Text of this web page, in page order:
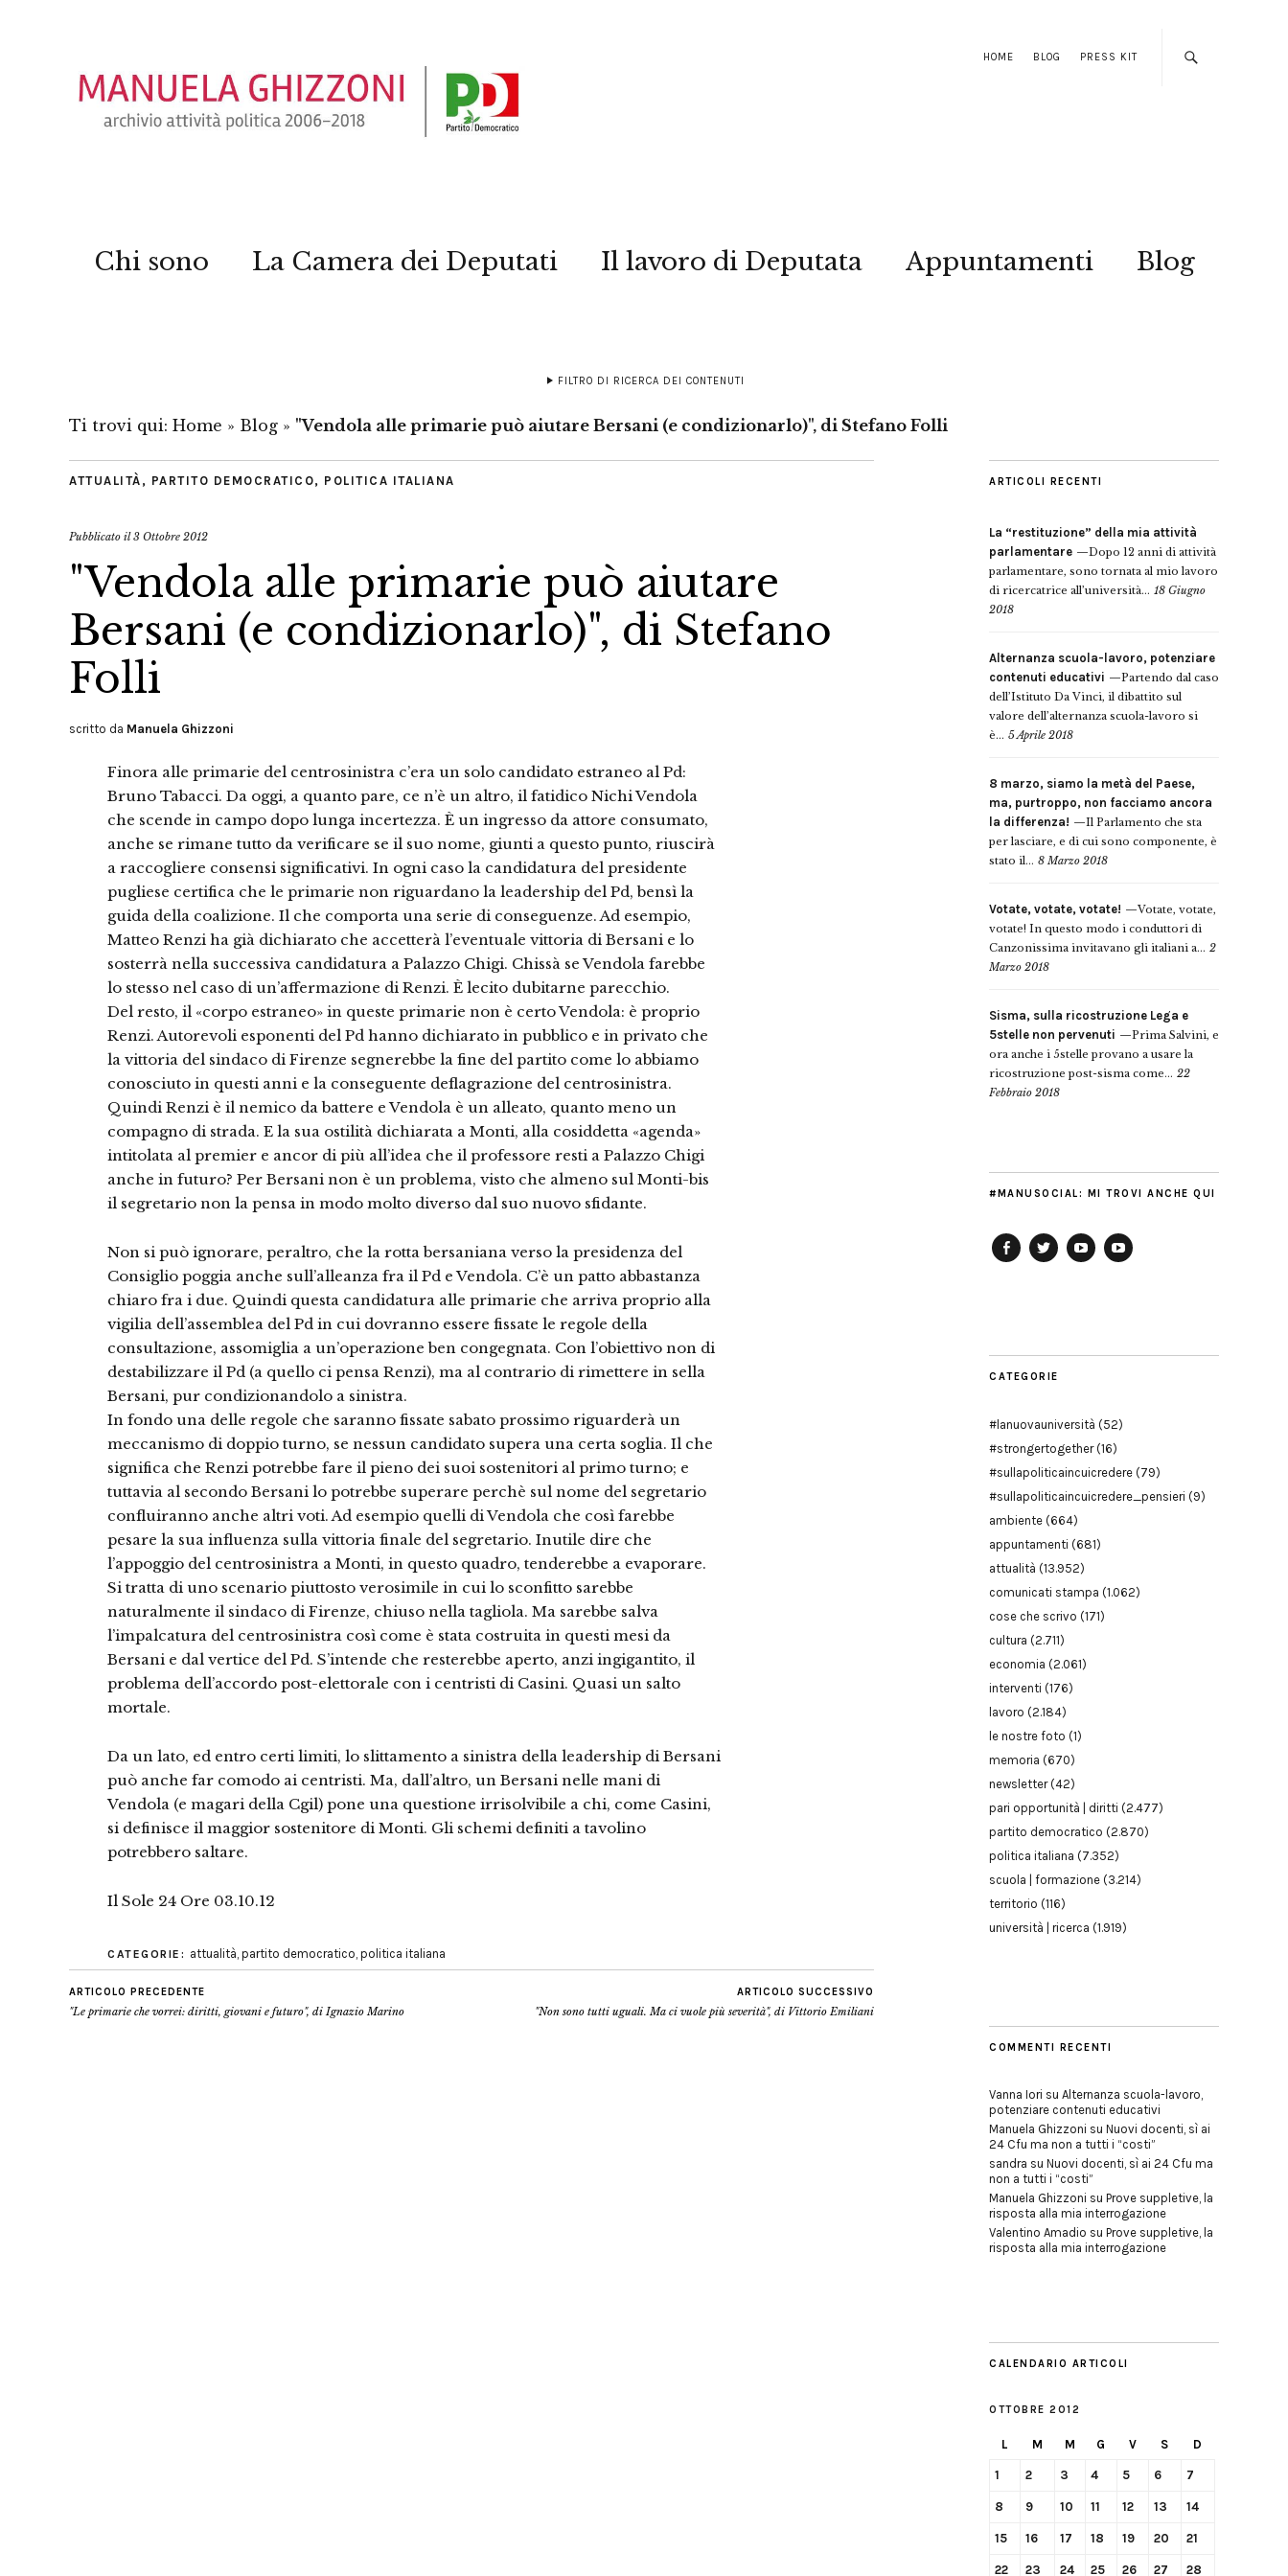
HOME BLOG PRESS KIT
Chi sono La Camera dei Deputati Il lavoro di Deputata Appuntamenti Blog
FILTRO DI RICERCA DEI CONTENUTI
Ti trovi qui: Home » Blog » "Vendola alle primarie può aiutare Bersani (e condizionarlo)", di Stefano Folli
ATTUALITÀ , PARTITO DEMOCRATICO, POLITICA ITALIANA
Pubblicato il3 Ottobre 2012
"Vendola alle primarie può aiutare
Bersani (e condizionarlo)", di Stefano
Folli
scritto da Manuela Ghizzoni
Finora alle primarie del centrosinistra c’era un solo candidato estraneo al Pd:
Bruno Tabacci. Da oggi, a quanto pare, ce n’è un altro, il fatidico Nichi Vendola
che scende in campo dopo lunga incertezza. È un ingresso da attore consumato,
anche se rimane tutto da verificare se il suo nome, giunti a questo punto, riuscirà
a raccogliere consensi significativi. In ogni caso la candidatura del presidente
pugliese certifica che le primarie non riguardano la leadership del Pd, bensì la
guida della coalizione. Il che comporta una serie di conseguenze. Ad esempio,
Matteo Renzi ha già dichiarato che accetterà l’eventuale vittoria di Bersani e lo
sosterrà nella successiva candidatura a Palazzo Chigi. Chissà se Vendola farebbe
lo stesso nel caso di un’affermazione di Renzi. È lecito dubitarne parecchio.
Del resto, il «corpo estraneo» in queste primarie non è certo Vendola: è proprio
Renzi. Autorevoli esponenti del Pd hanno dichiarato in pubblico e in privato che
la vittoria del sindaco di Firenze segnerebbe la fine del partito come lo abbiamo
conosciuto in questi anni e la conseguente deflagrazione del centrosinistra.
Quindi Renzi è il nemico da battere e Vendola è un alleato, quanto meno un
compagno di strada. E la sua ostilità dichiarata a Monti, alla cosiddetta «agenda»
intitolata al premier e ancor di più all’idea che il professore resti a Palazzo Chigi
anche in futuro? Per Bersani non è un problema, visto che almeno sul Monti-bis
il segretario non la pensa in modo molto diverso dal suo nuovo sfidante.
Non si può ignorare, peraltro, che la rotta bersaniana verso la presidenza del
Consiglio poggia anche sull’alleanza fra il Pd e Vendola. C’è un patto abbastanza
chiaro fra i due. Quindi questa candidatura alle primarie che arriva proprio alla
vigilia dell’assemblea del Pd in cui dovranno essere fissate le regole della
consultazione, assomiglia a un’operazione ben congegnata. Con l’obiettivo non di
destabilizzare il Pd (a quello ci pensa Renzi), ma al contrario di rimettere in sella
Bersani, pur condizionandolo a sinistra.
In fondo una delle regole che saranno fissate sabato prossimo riguarderà un
meccanismo di doppio turno, se nessun candidato supera una certa soglia. Il che
significa che Renzi potrebbe fare il pieno dei suoi sostenitori al primo turno; e
tuttavia al secondo Bersani lo potrebbe superare perchè sul nome del segretario
confluiranno anche altri voti. Ad esempio quelli di Vendola che così farebbe
pesare la sua influenza sulla vittoria finale del segretario. Inutile dire che
l’appoggio del centrosinistra a Monti, in questo quadro, tenderebbe a evaporare.
Si tratta di uno scenario piuttosto verosimile in cui lo sconfitto sarebbe
naturalmente il sindaco di Firenze, chiuso nella tagliola. Ma sarebbe salva
l’impalcatura del centrosinistra così come è stata costruita in questi mesi da
Bersani e dal vertice del Pd. S’intende che resterebbe aperto, anzi ingigantito, il
problema dell’accordo post-elettorale con i centristi di Casini. Quasi un salto
mortale.
Da un lato, ed entro certi limiti, lo slittamento a sinistra della leadership di Bersani
può anche far comodo ai centristi. Ma, dall’altro, un Bersani nelle mani di
Vendola (e magari della Cgil) pone una questione irrisolvibile a chi, come Casini,
si definisce il maggior sostenitore di Monti. Gli schemi definiti a tavolino
potrebbero saltare.
Il Sole 24 Ore 03.10.12
CATEGORIE: attualità, partito democratico, politica italiana
ARTICOLO PRECEDENTE
"Le primarie che vorrei: diritti, giovani e futuro", di Ignazio Marino
ARTICOLO SUCCESSIVO
"Non sono tutti uguali. Ma ci vuole più severità", di Vittorio Emiliani
ARTICOLI RECENTI
La “restituzione” della mia attività
parlamentare
Dopo 12 anni di attività
parlamentare, sono tornata al mio lavoro
di ricercatrice all’università... 18 Giugno
2018
Alternanza scuola-lavoro, potenziare
contenuti educativi
Partendo dal caso
dell’Istituto Da Vinci, il dibattito sul
valore dell’alternanza scuola-lavoro si
è... 5 Aprile 2018
8 marzo, siamo la metà del Paese,
ma, purtroppo, non facciamo ancora
la differenza!
Il Parlamento che sta
per lasciare, e di cui sono componente, è
stato il... 8 Marzo 2018
Votate, votate, votate!
Votate, votate,
votate! In questo modo i conduttori di
Canzonissima invitavano gli italiani a... 2
Marzo 2018
Sisma, sulla ricostruzione Lega e
5stelle non pervenuti
Prima Salvini, e
ora anche i 5stelle provano a usare la
ricostruzione post-sisma come... 22
Febbraio 2018
#MANUSOCIAL: MI TROVI ANCHE QUI
CATEGORIE
#lanuovauniversità (52)
#strongertogether(16)
#sullapoliticaincuicredere (79)
#sullapoliticaincuicredere_pensieri (9)
ambiente (664)
appuntamenti (681)
attualità (13.952)
comunicati stampa (1.062)
cose che scrivo (171)
cultura (2.711)
economia (2.061)
interventi (176)
lavoro (2.184)
le nostre foto (1)
memoria (670)
newsletter(42)
pari opportunità | diritti (2.477)
partito democratico (2.870)
politica italiana (7.352)
scuola | formazione (3.214)
territorio (116)
università | ricerca (1.919)
COMMENTI RECENTI
Vanna Iori su Alternanza scuola-lavoro,
potenziare contenuti educativi
Manuela Ghizzoni su Nuovi docenti, sì ai
24 Cfu ma non a tutti i “costi”
sandra su Nuovi docenti, sì ai 24 Cfu ma
non a tutti i “costi”
Manuela Ghizzoni su Prove suppletive, la
risposta alla mia interrogazione
Valentino Amadio su Prove suppletive, la
risposta alla mia interrogazione
CALENDARIO ARTICOLI
OTTOBRE 2012
L M M G V S D
1 2 3 4 5 6 7
8 9 10 11 12 13 14
15 16 17 18 19 20 21
22 23 24 25 26 27 28